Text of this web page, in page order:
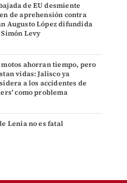
de EU desmiente
de aprehensión contra
Augusto López difundida
Levy
motos ahorran tiempo, pero
vidas: Jalisco ya
a los accidentes de
como problema
Lenia no es fatal